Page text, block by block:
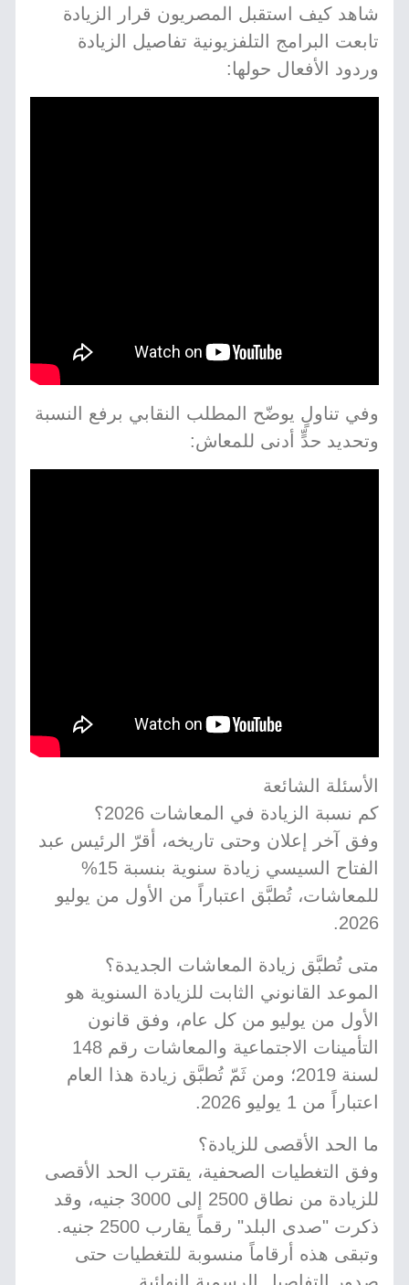
شاهد كيف استقبل المصريون قرار الزيادة
تابعت البرامج التلفزيونية تفاصيل الزيادة
وردود الأفعال حولها:
وفي تناولٍ يوضّح المطلب النقابي برفع النسبة
وتحديد حدٍّ أدنى للمعاش:
الأسئلة الشائعة
كم نسبة الزيادة في المعاشات 2026؟
وفق آخر إعلان وحتى تاريخه، أقرّ الرئيس عبد
الفتاح السيسي زيادة سنوية بنسبة 15%
للمعاشات، تُطبَّق اعتباراً من الأول من يوليو
2026.
متى تُطبَّق زيادة المعاشات الجديدة؟
الموعد القانوني الثابت للزيادة السنوية هو
الأول من يوليو من كل عام، وفق قانون
التأمينات الاجتماعية والمعاشات رقم 148
لسنة 2019؛ ومن ثَمّ تُطبَّق زيادة هذا العام
اعتباراً من 1 يوليو 2026.
ما الحد الأقصى للزيادة؟
وفق التغطيات الصحفية، يقترب الحد الأقصى
للزيادة من نطاق 2500 إلى 3000 جنيه، وقد
ذكرت "صدى البلد" رقماً يقارب 2500 جنيه.
وتبقى هذه أرقاماً منسوبة للتغطيات حتى